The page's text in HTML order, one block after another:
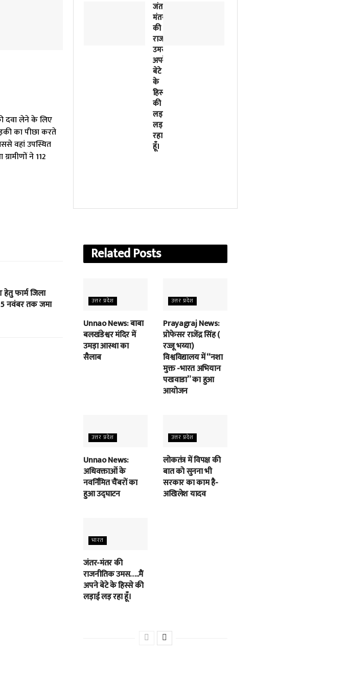
दवा लेने के लिए
का पीछा करते
वहां उपस्थित
ने 112
हेतु फार्म जिला
नवंबर तक जमा
जंतर-
मंतर
की
राजनीतिक
उमस…..मैं
अपने
बेटे
के
हिस्से
की
लड़ाई
लड़
रहा
हूँ।
RelatedPosts
उत्तर प्रदेश
Unnao News: बाबा
बलखंडेश्वर मंदिर में
उमड़ा आस्था का
सैलाब
उत्तर प्रदेश
Prayagraj News:
प्रोफेसर राजेंद्र सिंह (
रज्जू भय्या)
विश्वविद्यालय में “नशा
मुक्त -भारत अभियान
पखवाडा” का हुआ
आयोजन
उत्तर प्रदेश
Unnao News:
अधिवक्ताओं के
नवर्निमित चैंबरों का
हुआ उद्घाटन
उत्तर प्रदेश
लोकतंत्र में विपक्ष की
बात को सुनना भी
सरकार का काम है-
अखिलेश यादव
भारत
जंतर-मंतर की
राजनीतिक उमस…..मैं
अपने बेटे के हिस्से की
लड़ाई लड़ रहा हूँ।